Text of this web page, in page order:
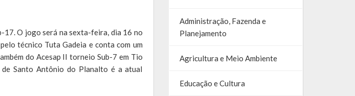
17. O jogo será na sexta-feira, dia 16 no
técnico Tuta Gadeia e conta com um
do Acesap II torneio Sub-7 em Tio
Santo Antônio do Planalto é a atual
Administração, Fazenda e
Planejamento
Agricultura e Meio Ambiente
Educação e Cultura